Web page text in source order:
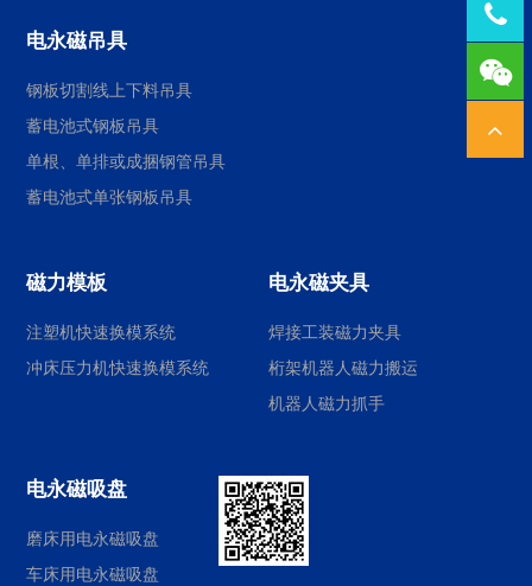
电永磁吊具
钢板切割线上下料吊具
蓄电池式钢板吊具
单根、单排或成捆钢管吊具
蓄电池式单张钢板吊具
磁力模板
注塑机快速换模系统
冲床压力机快速换模系统
电永磁夹具
焊接工装磁力夹具
桁架机器人磁力搬运
机器人磁力抓手
电永磁吸盘
磨床用电永磁吸盘
车床用电永磁吸盘
Tel：